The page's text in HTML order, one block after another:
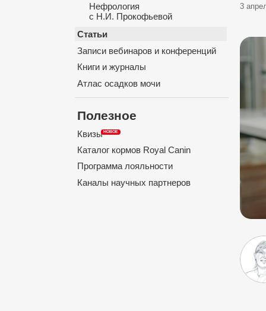
Нефрология
с Н.И. Прокофьевой
Статьи
Записи вебинаров и конференций
Книги и журналы
Атлас осадков мочи
Полезное
Квизы
Каталог кормов Royal Canin
Программа лояльности
Каналы научных партнеров
3